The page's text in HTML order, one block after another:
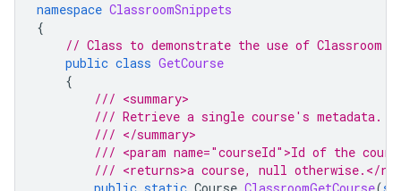
namespace ClassroomSnippets
{
// Class to demonstrate the use of Classroom
public class GetCourse
{
/// <summary>
/// Retrieve a single course's metadata.
/// </summary>
/// <param name="courseId">Id of the
/// <returns>a course, null otherwise.</